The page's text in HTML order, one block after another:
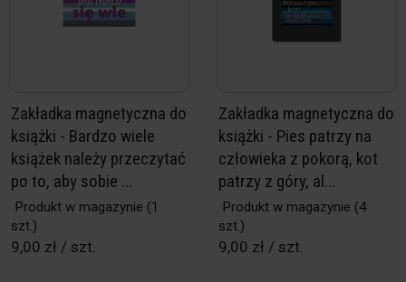
Zakładka magnetyczna do
książki - Bardzo wiele
książek należy przeczytać
po to, aby sobie ...
Produkt w magazynie (1
szt.)
9,00 zł / szt.
Zakładka magnetyczna do
książki - Pies patrzy na
człowieka z pokorą, kot
patrzy z góry, al...
Produkt w magazynie (4
szt.)
9,00 zł / szt.